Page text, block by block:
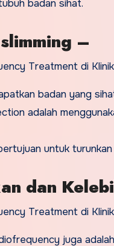
badan sihat.
–
badan yang
adalah
untuk
dan
juga